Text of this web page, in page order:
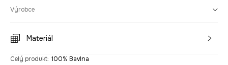
Výrobce
Materiál
Celý produkt: 100% Bavlna